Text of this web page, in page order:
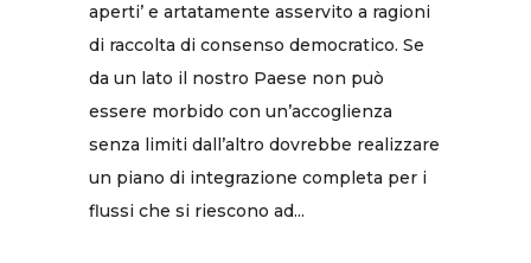
aperti’ e artatamente asservito a ragioni
di raccolta di consenso democratico. Se
da un lato il nostro Paese non può
essere morbido con un’accoglienza
senza limiti dall’altro dovrebbe realizzare
un piano di integrazione completa per i
flussi che si riescono ad...